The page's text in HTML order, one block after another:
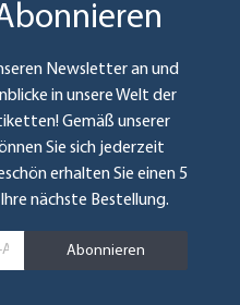
Newsletter an und
in unsere Welt der
Gemäß unserer
Sie sich jederzeit
erhalten Sie einen 5
nächste Bestellung.
Abonnieren